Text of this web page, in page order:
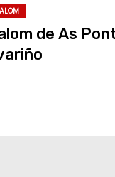
de As